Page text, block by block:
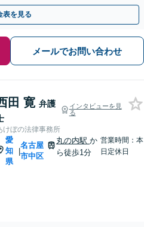
表を見る
メールでお問い合わせ
田 寛 弁護
インタビューを見
る
けぼの法律事務所
愛
知
県
|
名古屋
市中区
丸の内駅か
ら徒歩1分
営業時間：本
日定休日